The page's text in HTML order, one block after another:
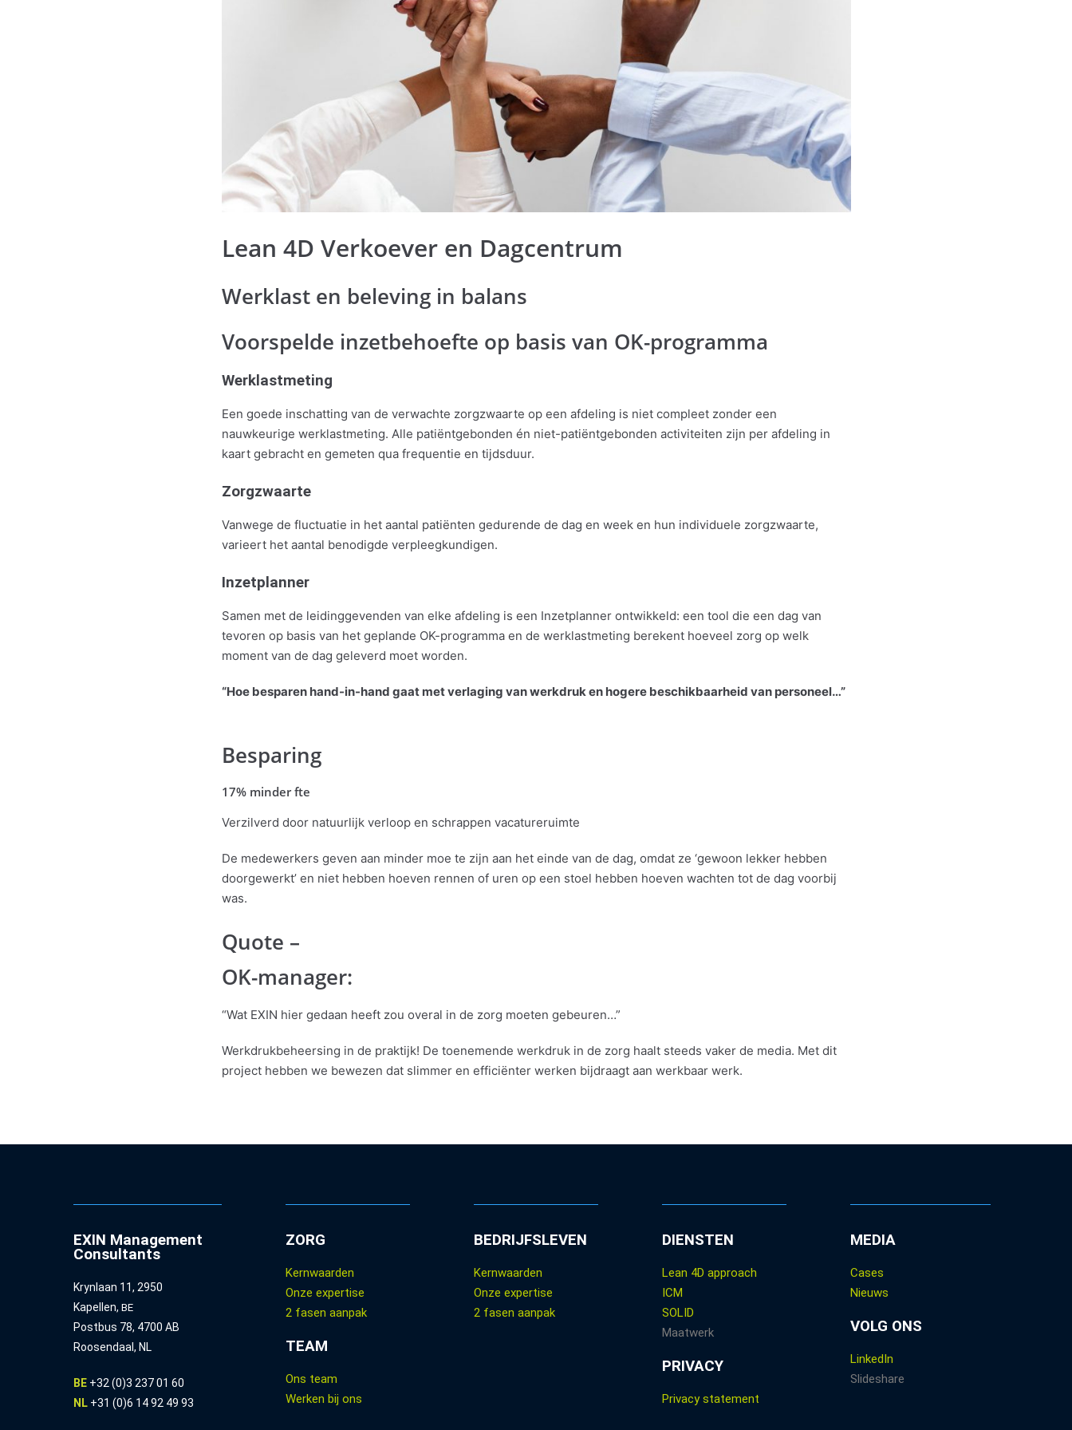
Lean 4D Verkoever en Dagcentrum
Werklast en beleving in balans
Voorspelde inzetbehoefte op basis van OK-programma
Werklastmeting
Een goede inschatting van de verwachte zorgzwaarte op een afdeling is niet compleet zonder een
nauwkeurige werklastmeting. Alle patiëntgebonden én niet-patiëntgebonden activiteiten zijn per afdeling in
kaart gebracht en gemeten qua frequentie en tijdsduur.
Zorgzwaarte
Vanwege de fluctuatie in het aantal patiënten gedurende de dag en week en hun individuele zorgzwaarte,
varieert het aantal benodigde verpleegkundigen.
Inzetplanner
Samen met de leidinggevenden van elke afdeling is een Inzetplanner ontwikkeld: een tool die een dag van
tevoren op basis van het geplande OK-programma en de werklastmeting berekent hoeveel zorg op welk
moment van de dag geleverd moet worden.
“Hoe besparen hand-in-hand gaat met verlaging van werkdruk en hogere beschikbaarheid van personeel…”
Besparing
17% minder fte
Verzilverd door natuurlijk verloop en schrappen vacatureruimte
De medewerkers geven aan minder moe te zijn aan het einde van de dag, omdat ze ‘gewoon lekker hebben
doorgewerkt’ en niet hebben hoeven rennen of uren op een stoel hebben hoeven wachten tot de dag voorbij
was.
Quote –
OK-manager:
“Wat EXIN hier gedaan heeft zou overal in de zorg moeten gebeuren…”
Werkdrukbeheersing in de praktijk! De toenemende werkdruk in de zorg haalt steeds vaker de media. Met dit
project hebben we bewezen dat slimmer en efficiënter werken bijdraagt aan werkbaar werk.
EXIN Management
Consultants
Krynlaan 11, 2950
Kapellen, BE
Postbus 78, 4700 AB
Roosendaal, NL
BE +32 (0)3 237 01 60
NL +31 (0)6 14 92 49 93
ZORG
Kernwaarden
Onze expertise
2 fasen aanpak
TEAM
Ons team
Werken bij ons
BEDRIJFSLEVEN
Kernwaarden
Onze expertise
2 fasen aanpak
DIENSTEN
Lean 4D approach
ICM
SOLID
Maatwerk
PRIVACY
Privacy statement
MEDIA
Cases
Nieuws
VOLG ONS
LinkedIn
Slideshare